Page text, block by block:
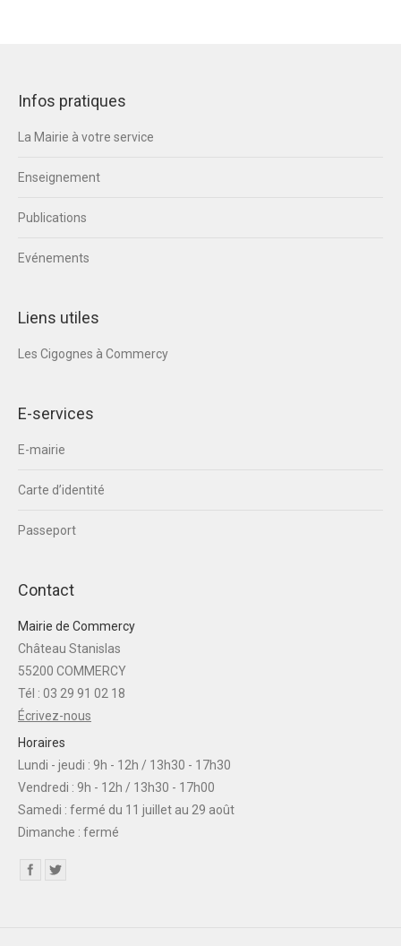
Infos pratiques
La Mairie à votre service
Enseignement
Publications
Evénements
Liens utiles
Les Cigognes à Commercy
E-services
E-mairie
Carte d’identité
Passeport
Contact
Mairie de Commercy
Château Stanislas
55200 COMMERCY
Tél : 03 29 91 02 18
Écrivez-nous
Horaires
Lundi - jeudi : 9h - 12h / 13h30 - 17h30
Vendredi : 9h - 12h / 13h30 - 17h00
Samedi : fermé du 11 juillet au 29 août
Dimanche : fermé
Find us on: